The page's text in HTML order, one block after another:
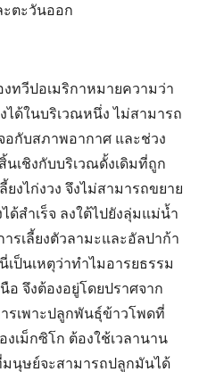
ะตะวันออก
ทวีปอเมริกาหมายความว่า
ด้ในบริเวณหนึ่ง ไม่สามารถ
อกับสภาพอากาศ และช่วง
นเชิงกับบริเวณดั้งเดิมที่ถูก
ยงไก่งวง จึงไม่สามารถขยาย
ด้สำเร็จ ลงใต้ไปยังลุ่มแม่น้ำ
รเลี้ยงตัวลามะและอัลปาก้า
เป็นเหตุว่าทำไมอารยธรรม
อ จึงต้องอยู่โดยปราศจาก
รเพาะปลูกพันธุ์ข้าวโพดที่
เม็กซิโก ต้องใช้เวลานาน
นุษย์จะสามารถปลูกมันได้